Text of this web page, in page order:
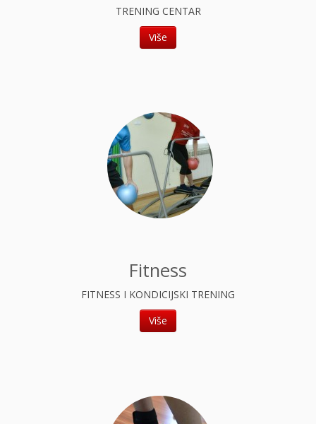
TRENING CENTAR
Više
Fitness
FITNESS I KONDICIJSKI TRENING
Više